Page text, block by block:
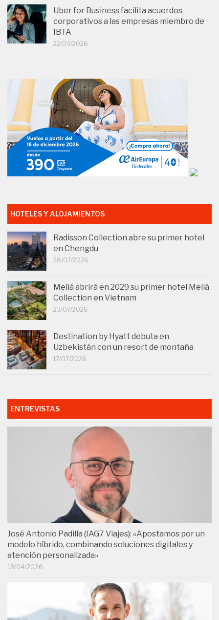
Uber for Business facilita acuerdos
corporativos a las empresas miembro de
IBTA
22/04/2026
HOTELES Y ALOJAMIENTOS
Radisson Collection abre su primer hotel
en Chengdu
28/07/2026
Meliá abrirá en 2029 su primer hotel Meliá
Collection en Vietnam
23/07/2026
Destination by Hyatt debuta en
Uzbekistán con un resort de montaña
17/07/2026
ENTREVISTAS
José Antonio Padilla (IAG7 Viajes): «Apostamos por un
modelo híbrido, combinando soluciones digitales y
atención personalizada»
13/04/2026